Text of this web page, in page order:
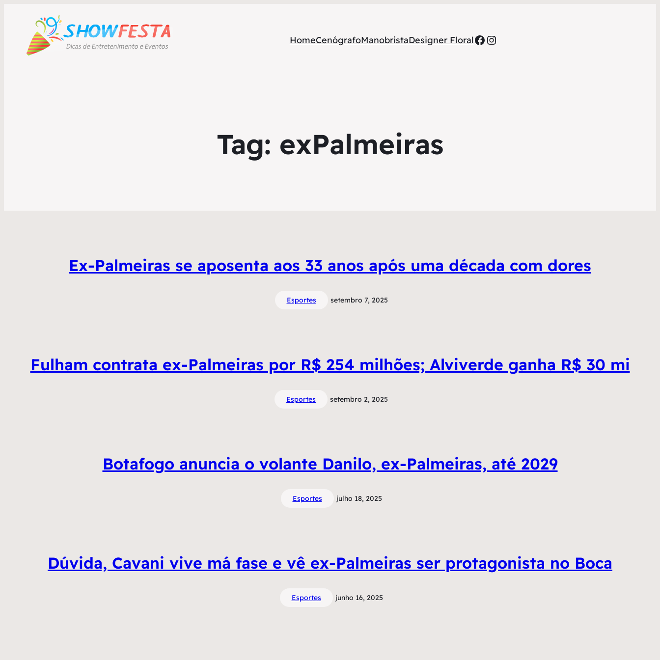
HomeCenógrafoManobristaDesigner FloralFacebook
Instagram
Tag: exPalmeiras
Ex-Palmeiras se aposenta aos 33 anos após uma década com dores
Esportes setembro 7, 2025
Fulham contrata ex-Palmeiras por R$ 254 milhões; Alviverde ganha R$ 30 mi
Esportes setembro 2, 2025
Botafogo anuncia o volante Danilo, ex-Palmeiras, até 2029
Esportes julho 18, 2025
Dúvida, Cavani vive má fase e vê ex-Palmeiras ser protagonista no Boca
Esportes junho 16, 2025